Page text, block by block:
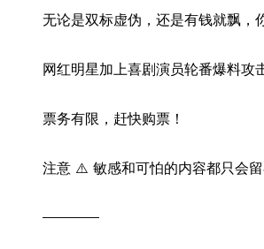
无论是双标虚伪，还是有钱就飘，
网红明星加上喜剧演员轮番爆料攻
票务有限，赶快购票！
注意 ⚠️ 敏感和可怕的内容都只会留
————